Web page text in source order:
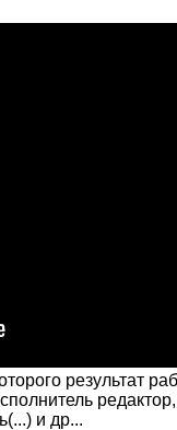
результат
и др...